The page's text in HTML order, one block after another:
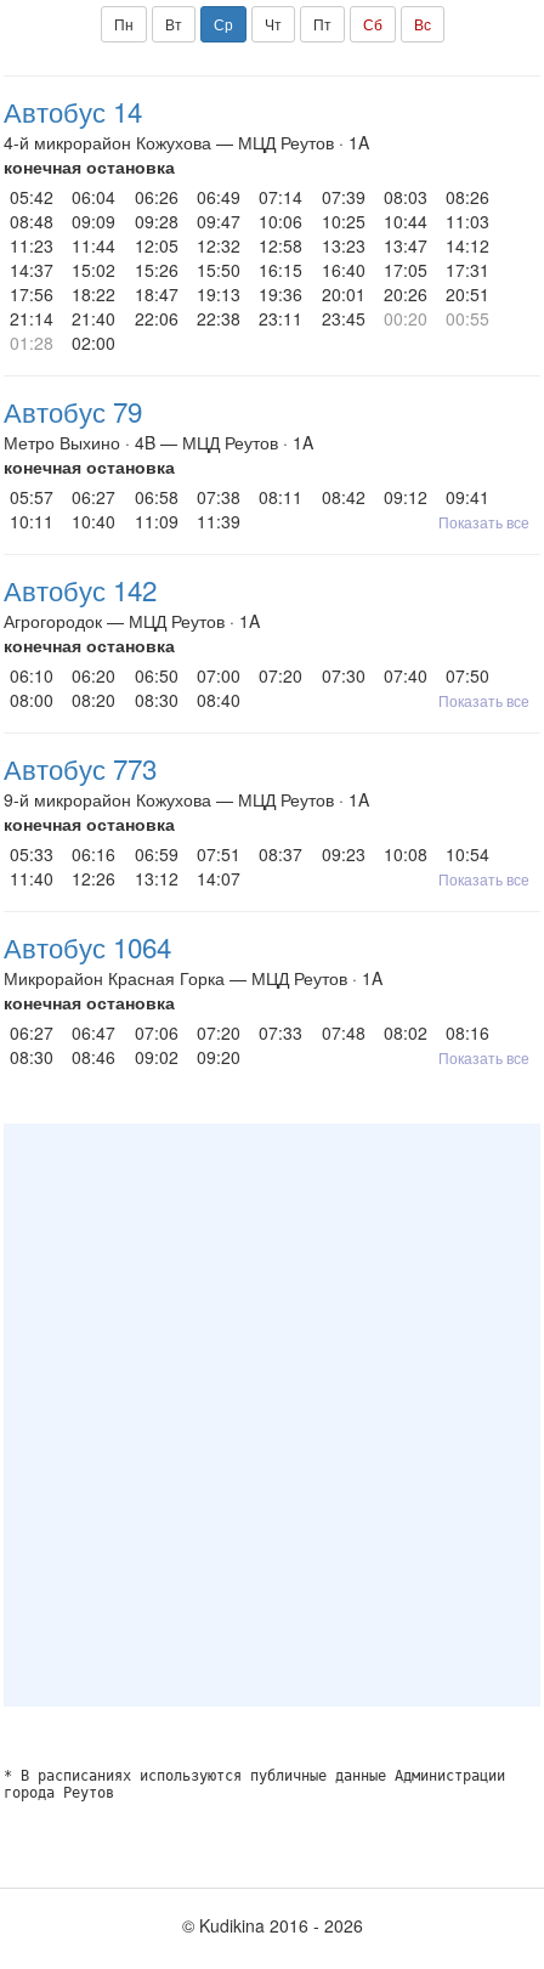
Пн Вт Ср Чт Пт Сб Вс
Автобус 14
4-й микрорайон Кожухова — МЦД Реутов · 1A
конечная остановка
05:42
06:04 06:26 06:49 07:14 07:39 08:03
08:26
08:48
09:09 09:28 09:47 10:06 10:25 10:44
11:03
11:23
11:44 12:05 12:32 12:58 13:23 13:47
14:12
14:37
15:02 15:26 15:50 16:15 16:40 17:05
17:31
17:56
18:22 18:47 19:13 19:36 20:01 20:26
20:51
21:14
21:40 22:06 22:38 23:11 23:45 00:20
00:55
01:28
02:00
Автобус 79
Метро Выхино · 4B — МЦД Реутов · 1A
конечная остановка
05:57
06:27 06:58 07:38 08:11 08:42 09:12
09:41
10:11
10:40 11:09 11:39 Показать все
Автобус 142
Агрогородок — МЦД Реутов · 1A
конечная остановка
06:10
06:20 06:50 07:00 07:20 07:30 07:40
07:50
08:00
08:20 08:30 08:40 Показать все
Автобус 773
9-й микрорайон Кожухова — МЦД Реутов · 1A
конечная остановка
05:33
06:16 06:59 07:51 08:37 09:23 10:08
10:54
11:40
12:26 13:12 14:07 Показать все
Автобус 1064
Микрорайон Красная Горка — МЦД Реутов · 1A
конечная остановка
06:27
06:47 07:06 07:20 07:33 07:48 08:02
08:16
08:30
08:46 09:02 09:20 Показать все
* В расписаниях используются публичные данные Администрации
города Реутов
© Kudikina 2016 ‐ 2026